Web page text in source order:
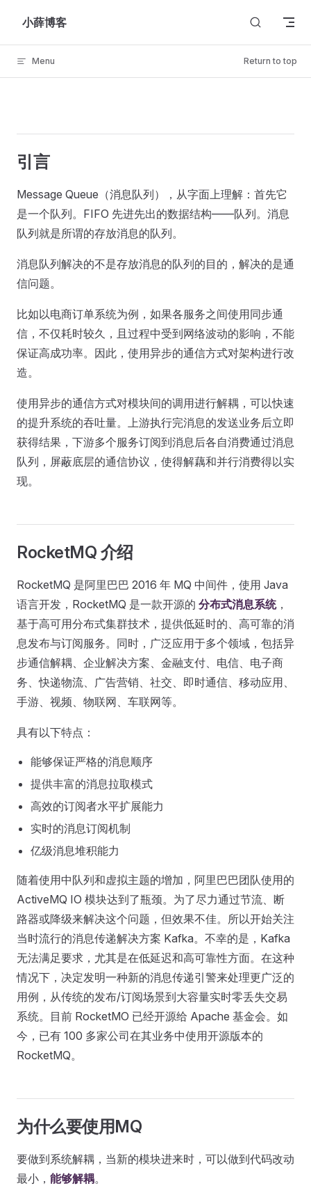
Skip to content
小薛博客
Menu Return to top
引⾔
Message Queue（消息队列），从字⾯上理解：首先它
是⼀个队列。FIFO 先进先出的数据结构——队列。消息
队列就是所谓的存放消息的队列。
消息队列解决的不是存放消息的队列的目的，解决的是通
信问题。
比如以电商订单系统为例，如果各服务之间使用同步通
信，不仅耗时较久，且过程中受到网络波动的影响，不能
保证高成功率。因此，使用异步的通信方式对架构进行改
造。
使用异步的通信方式对模块间的调用进行解耦，可以快速
的提升系统的吞吐量。上游执行完消息的发送业务后立即
获得结果，下游多个服务订阅到消息后各自消费通过消息
队列，屏蔽底层的通信协议，使得解藕和并行消费得以实
现。
RocketMQ 介绍
RocketMQ 是阿里巴巴 2016 年 MQ 中间件，使用 Java
语言开发，RocketMQ 是一款开源的 分布式消息系统，
基于高可用分布式集群技术，提供低延时的、高可靠的消
息发布与订阅服务。同时，广泛应用于多个领域，包括异
步通信解耦、企业解决方案、金融支付、电信、电子商
务、快递物流、广告营销、社交、即时通信、移动应用、
手游、视频、物联网、车联网等。
具有以下特点：
能够保证严格的消息顺序
提供丰富的消息拉取模式
高效的订阅者水平扩展能力
实时的消息订阅机制
亿级消息堆积能力
随着使用中队列和虚拟主题的增加，阿里巴巴团队使用的
ActiveMQ IO 模块达到了瓶颈。为了尽力通过节流、断
路器或降级来解决这个问题，但效果不佳。所以开始关注
当时流行的消息传递解决方案 Kafka。不幸的是，Kafka
无法满足要求，尤其是在低延迟和高可靠性方面。在这种
情况下，决定发明一种新的消息传递引警来处理更广泛的
用例，从传统的发布/订阅场景到大容量实时零丢失交易
系统。目前 RocketMO 已经开源给 Apache 基金会。如
今，已有 100 多家公司在其业务中使用开源版本的
RocketMQ。
为什么要使用MQ
要做到系统解耦，当新的模块进来时，可以做到代码改动
最小， 能够解耦。